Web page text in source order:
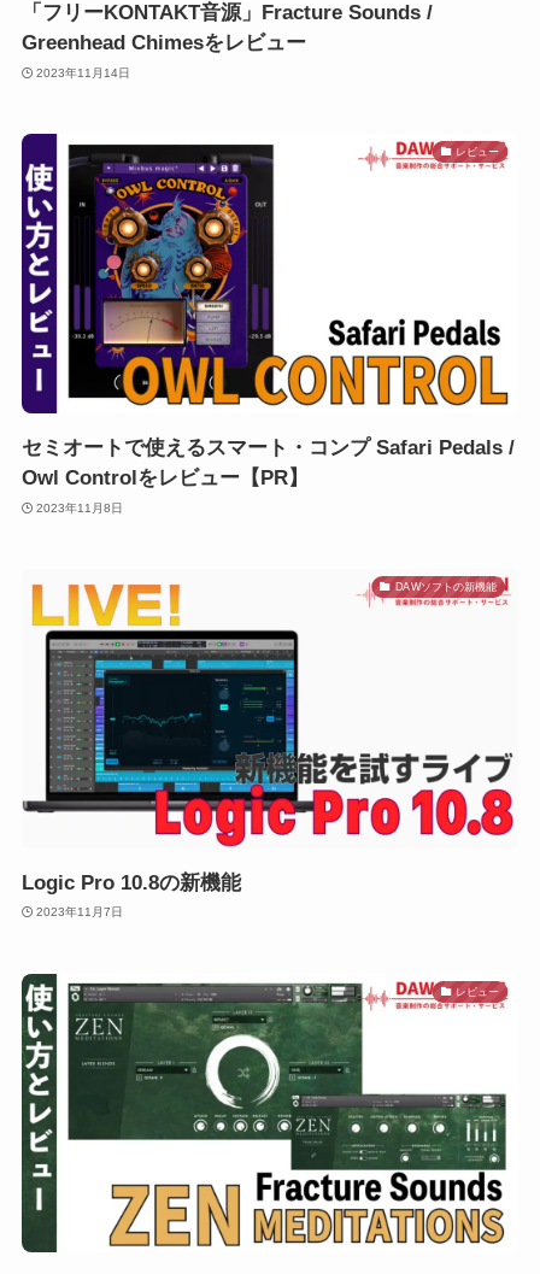
「フリーKONTAKT音源」Fracture Sounds /
Greenhead Chimesをレビュー
2023年11月14日
レビュー
セミオートで使えるスマート・コンプ Safari Pedals /
Owl Controlをレビュー【PR】
2023年11月8日
DAWソフトの新機能
Logic Pro 10.8の新機能
2023年11月7日
レビュー